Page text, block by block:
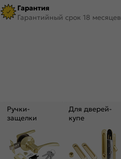
Гарантия
Гарантийный срок 18 месяцев
Ручки-
защелки
Для дверей-
купе